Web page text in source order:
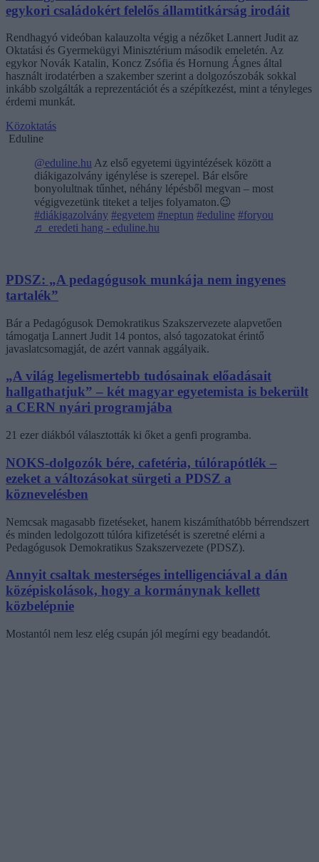
egykori családokért felelős államtitkárság irodáit
Rendhagyó videóban kalauzolta végig a nézőket Lannert Judit az
Oktatási és Gyermekügyi Minisztérium második emeletén. Az
egykor Novák Katalin, Koncz Zsófia és Hornung Ágnes által
használt irodatérben a szakember szerint a dolgozószobák sokkal
inkább szolgálták a reprezentációt és a szépítkezést, mint a tényleges
érdemi munkát.
Közoktatás
Eduline
@eduline.hu Az első egyetemi ügyintézések között a
diákigazolvány igénylése is szerepel. Bár elsőre
bonyolultnak tűnhet, néhány lépésből megvan – most
végigvezetünk titeket a teljes folyamaton.😉
#diákigazolvány #egyetem #neptun #eduline #foryou
♬ eredeti hang - eduline.hu
PDSZ: „A pedagógusok munkája nem ingyenes
tartalék”
Bár a Pedagógusok Demokratikus Szakszervezete alapvetően
támogatja Lannert Judit 14 pontos, alsó tagozatokat érintő
javaslatcsomagját, de azért vannak aggályaik.
„A világ legelismertebb tudósainak előadásait
hallgathatjuk” – két magyar egyetemista is bekerült
a CERN nyári programjába
21 ezer diákból választották ki őket a genfi programba.
NOKS-dolgozók bére, cafetéria, túlórapótlék –
ezeket a változásokat sürgeti a PDSZ a
köznevelésben
Nemcsak magasabb fizetéseket, hanem kiszámíthatóbb bérrendszert
és minden ledolgozott túlóra kifizetését is szeretné elérni a
Pedagógusok Demokratikus Szakszervezete (PDSZ).
Annyit csaltak mesterséges intelligenciával a dán
középiskolások, hogy a kormánynak kellett
közbelépnie
Mostantól nem lesz elég csupán jól megírni egy beadandót.